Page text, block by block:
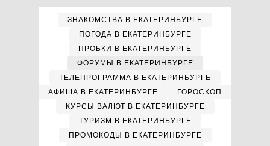
ЗНАКОМСТВА В ЕКАТЕРИНБУРГЕ
ПОГОДА В ЕКАТЕРИНБУРГЕ
ПРОБКИ В ЕКАТЕРИНБУРГЕ
ФОРУМЫ В ЕКАТЕРИНБУРГЕ
ТЕЛЕПРОГРАММА В ЕКАТЕРИНБУРГЕ
АФИША В ЕКАТЕРИНБУРГЕ
ГОРОСКОП
КУРСЫ ВАЛЮТ В ЕКАТЕРИНБУРГЕ
ТУРИЗМ В ЕКАТЕРИНБУРГЕ
ПРОМОКОДЫ В ЕКАТЕРИНБУРГЕ